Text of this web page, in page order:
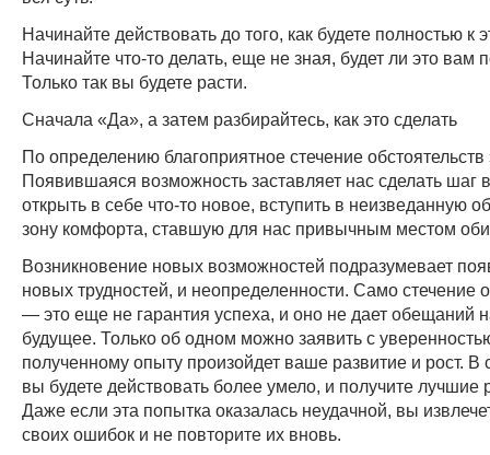
Начинайте действовать до того, как будете полностью к
Начинайте что-то делать, еще не зная, будет ли это вам
Только так вы будете расти.
Сначала «Да», а затем разбирайтесь, как это сделать
По определению благоприятное стечение
Появившаяся возможность заставляет нас сделать шаг
открыть в себе что-то новое, вступить в неизведанную
зону комфорта, ставшую для нас привычным местом
Возникновение новых возможностей подразумевает
новых трудностей, и неопределенности. Само стечение
— это еще не гарантия успеха, и оно не дает обещаний
будущее. Только об одном можно заявить с
полученному опыту произойдет ваше развитие и рост.
вы будете действовать более умело, и получите лучшие
Даже если эта попытка оказалась неудачной, вы
своих ошибок и не повторите их вновь.